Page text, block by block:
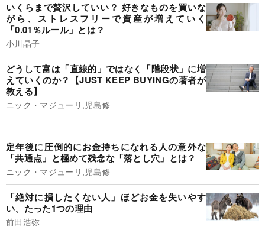
いくらまで贅沢していい？ 好きなものを買いな
がら、ストレスフリーで資産が増えていく
「0.01％ルール」とは？
小川晶子
どうして富は「直線的」ではなく「階段状」に増
えていくのか？【JUST KEEP BUYINGの著者が
教える】
ニック・マジューリ,児島修
定年後に圧倒的にお金持ちになれる人の意外な
「共通点」と極めて残念な「落とし穴」とは？
ニック・マジューリ,児島修
「絶対に損したくない人」ほどお金を失いやす
い、たった1つの理由
前田浩弥